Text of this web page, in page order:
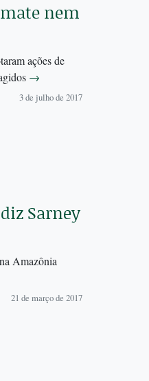
nem
ações de
→
3 de julho de 2017
Sarney
Amazônia
21 de março de 2017